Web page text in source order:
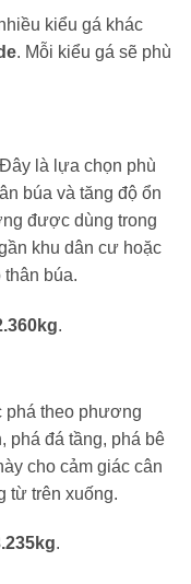
kiểu gá khác
. Mỗi kiểu gá sẽ phù
là lựa chọn phù
búa và tăng độ ổn
được dùng trong
khu dân cư hoặc
búa.
.
phá theo phương
phá đá tầng, phá bê
cho cảm giác cân
từ trên xuống.
.